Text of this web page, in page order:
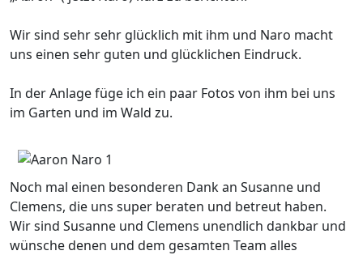
Wir sind sehr sehr glücklich mit ihm und Naro macht
uns einen sehr guten und glücklichen Eindruck.
In der Anlage füge ich ein paar Fotos von ihm bei uns
im Garten und im Wald zu.
Noch mal einen besonderen Dank an Susanne und
Clemens, die uns super beraten und betreut haben.
Wir sind Susanne und Clemens unendlich dankbar und
wünsche denen und dem gesamten Team alles